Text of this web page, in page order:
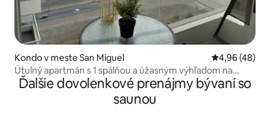
Kondo v meste San Miguel Priemerné
4,96 (48)
Útulný apartmán s 1 spálňou a úžasným výhľadom na
oceán
Ďalšie dovolenkové prenájmy bývaní so
saunou